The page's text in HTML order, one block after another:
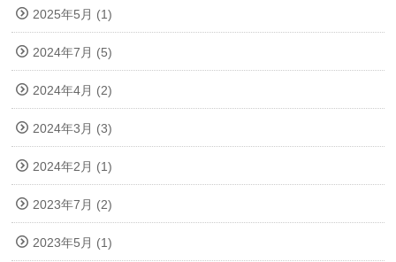
2025年5月 (1)
2024年7月 (5)
2024年4月 (2)
2024年3月 (3)
2024年2月 (1)
2023年7月 (2)
2023年5月 (1)